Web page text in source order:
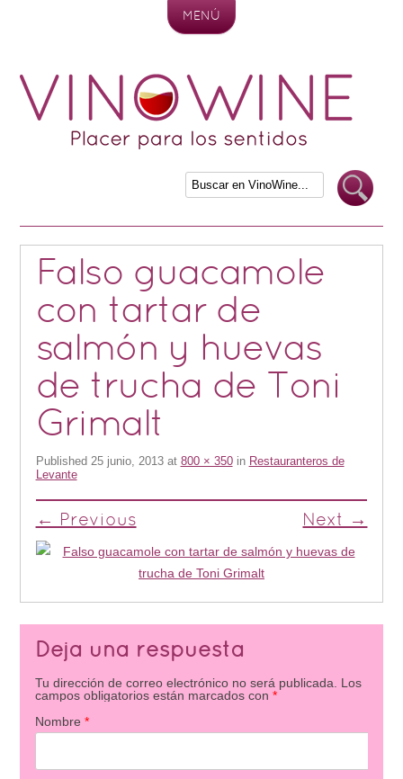
MENÚ
Falso guacamole
con tartar de
salmón y huevas
de trucha de Toni
Grimalt
Published 25 junio, 2013at 800 × 350in Restauranteros de
Levante
← Previous Next →
Deja una respuesta
Tu dirección de correo electrónico no será publicada. Los
campos obligatorios están marcados con *
Nombre *